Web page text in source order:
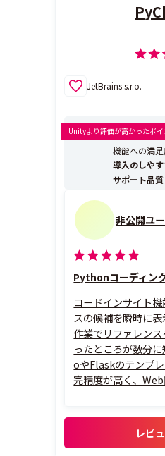
JetBrains s.r.o.
Unityより評価が高かったポイ
機能への満
導入のしやす
サポート品質
非公開ユ
Pythonコーディン
コードインサイト
スの候補を瞬時に
作業でリファレン
ったところが数分
oやFlaskのテンプ
完精度が高く、Web
レビ